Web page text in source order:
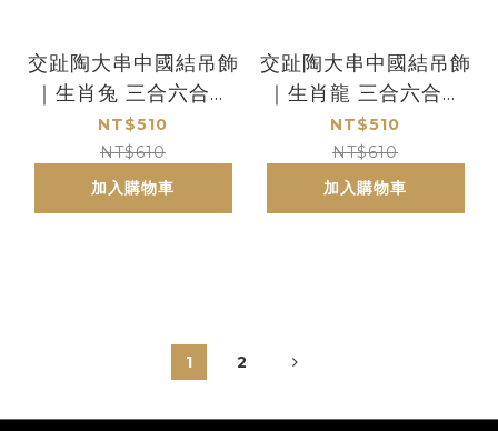
交趾陶大串中國結吊飾
｜生肖兔 三合六合守
護神
NT$510
NT$610
加入購物車
交趾陶大串中國結吊飾
｜生肖龍 三合六合守
護神
NT$510
NT$610
加入購物車
1 2